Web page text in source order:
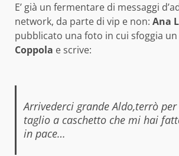
E’ già un fermentare di messaggi
network, da parte di vip e non: Ana
pubblicato una foto in cui sfoggia
Coppola e scrive:
Arrivederci grande Aldo,terrò
taglio a caschetto che mi hai
in pace…